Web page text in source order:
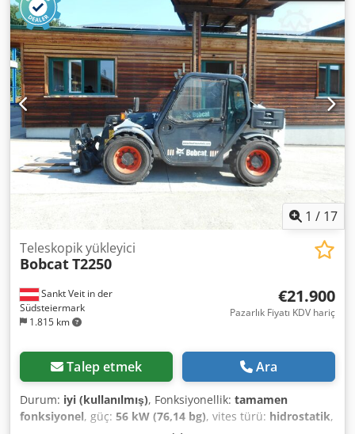
1 / 17
Sankt Veit in der
Südsteiermark
1.815 km
Teleskopik yükleyici
BobcatT2250
€21.900
Pazarlık Fiyatı KDV hariç
Talep etmek Ara
Durum: iyi (kullanılmış), Fonksiyonellik: tamamen
fonksiyonel, güç: 56 kW (76,14 bg), vites türü: hidrostatik,